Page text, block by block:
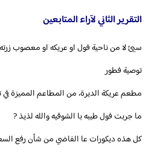
التقرير الثاني لآراء المتابعين
‏توصية فطور
مطعم عريكة الديرة، من المطاعم المميزة